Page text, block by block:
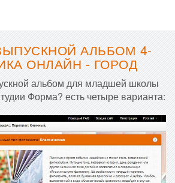
АЛЬБОМ 4-
ОНЛАЙН - ГОРОД
альбом для младшей школы
Форма? есть четыре варианта: